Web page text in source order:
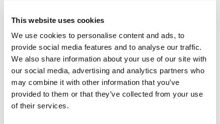
This website uses cookies
We use cookies to personalise content and ads, to
provide social media features and to analyse our traffic.
We also share information about your use of our site with
our social media, advertising and analytics partners who
may combine it with other information that you’ve
provided to them or that they’ve collected from your use
of their services.
Toggle features
Toutes les caractéristiques
Toggle techspec
Caractéristiques techniques
Toggle guides and instructions
Instructions